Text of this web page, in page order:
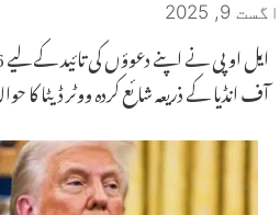
اگست 9, 2025
آف انڈیا کے ذریعہ شائع کردہ ووٹر ڈیٹا کا